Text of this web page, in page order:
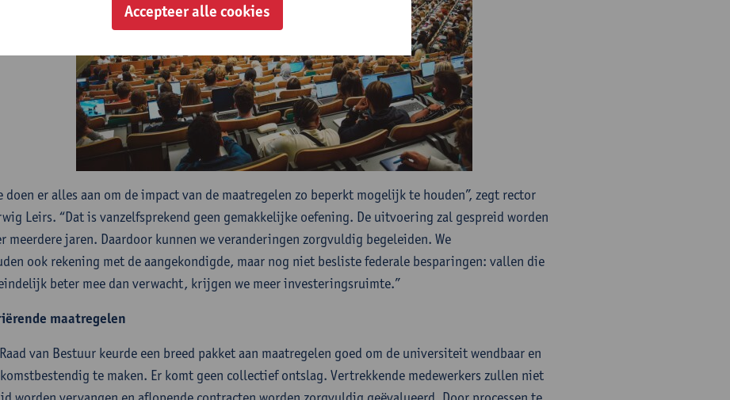
doen er alles aan om de impact van de maatregelen zo beperkt mogelijk te houden”, zegt rector
Leirs. “Dat is vanzelfsprekend geen gemakkelijke oefening. De uitvoering zal gespreid worden
meerdere jaren. Daardoor kunnen we veranderingen zorgvuldig begeleiden. We
ook rekening met de aangekondigde, maar nog niet besliste federale besparingen: vallen die
beter mee dan verwacht, krijgen we meer investeringsruimte.”
maatregelen
van Bestuur keurde een breed pakket aan maatregelen goed om de universiteit wendbaar en
te maken. Er komt geen collectief ontslag. Vertrekkende medewerkers zullen niet
Accepteer alle cookies